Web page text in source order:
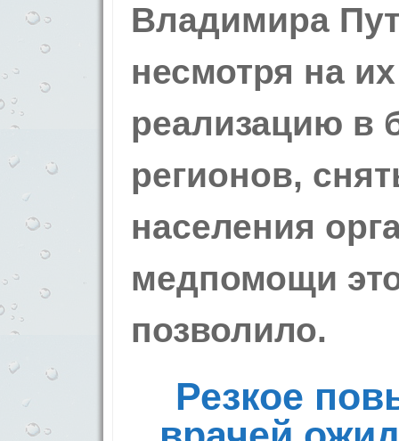
Владимира
несмотря на
реализацию в
регионов,
населения
медпомощи
позволило.
Резкое